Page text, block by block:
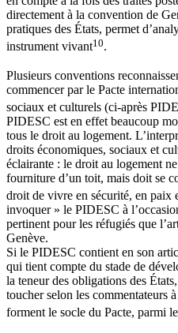
directement à la convention de
pratiques des États, permet
instrument vivant10.
Plusieurs conventions
commencer par le Pacte
sociaux et culturels (ci-après
PIDESC est en effet beaucoup
tous le droit au logement.
droits économiques, sociaux et
éclairante : le droit au logement
fourniture d’un toit, mais doit se
droit de vivre en sécurité, en paix
invoquer » le PIDESC à
pertinent pour les réfugiés que
Genève.
Si le PIDESC contient en son
qui tient compte du stade de
la teneur des obligations des
toucher selon les commentateurs
forment le socle du Pacte, parmi